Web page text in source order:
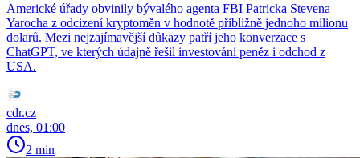
Americké úřady obvinily bývalého agenta FBI Patricka Stevena
Yarocha z odcizení kryptoměn v hodnotě přibližně jednoho milionu
dolarů. Mezi nejzajímavější důkazy patří jeho konverzace s
ChatGPT, ve kterých údajně řešil investování peněz i odchod z
USA.
cdr.cz
dnes, 01:00
2 min